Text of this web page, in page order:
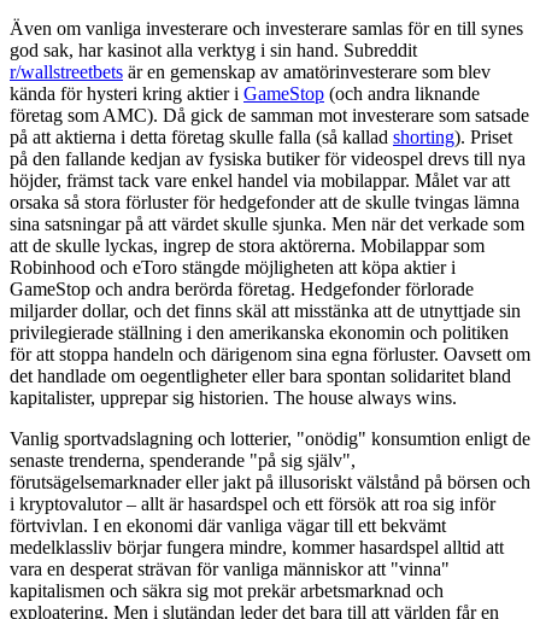
Även om vanliga investerare och investerare samlas för en till synes
god sak, har kasinot alla verktyg i sin hand. Subreddit
r/wallstreetbets är en gemenskap av amatörinvesterare som blev
kända för hysteri kring aktier i GameStop (och andra liknande
företag som AMC). Då gick de samman mot investerare som satsade
på att aktierna i detta företag skulle falla (så kallad shorting). Priset
på den fallande kedjan av fysiska butiker för videospel drevs till nya
höjder, främst tack vare enkel handel via mobilappar. Målet var att
orsaka så stora förluster för hedgefonder att de skulle tvingas lämna
sina satsningar på att värdet skulle sjunka. Men när det verkade som
att de skulle lyckas, ingrep de stora aktörerna. Mobilappar som
Robinhood och eToro stängde möjligheten att köpa aktier i
GameStop och andra berörda företag. Hedgefonder förlorade
miljarder dollar, och det finns skäl att misstänka att de utnyttjade sin
privilegierade ställning i den amerikanska ekonomin och politiken
för att stoppa handeln och därigenom sina egna förluster. Oavsett om
det handlade om oegentligheter eller bara spontan solidaritet bland
kapitalister, upprepar sig historien. The house always wins.
Vanlig sportvadslagning och lotterier, "onödig" konsumtion enligt de
senaste trenderna, spenderande "på sig själv",
förutsägelsemarknader eller jakt på illusoriskt välstånd på börsen och
i kryptovalutor – allt är hasardspel och ett försök att roa sig inför
förtvivlan. I en ekonomi där vanliga vägar till ett bekvämt
medelklassliv börjar fungera mindre, kommer hasardspel alltid att
vara en desperat strävan för vanliga människor att "vinna"
kapitalismen och säkra sig mot prekär arbetsmarknad och
exploatering. Men i slutändan leder det bara till att världen får en